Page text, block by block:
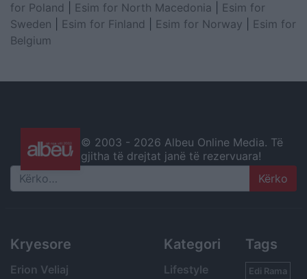
for Poland
Esim for North Macedonia
Esim for
Sweden
Esim for Finland Esim for Norway
Esim for
Belgium
© 2003 - 2026 Albeu Online Media. Të
gjitha të drejtat janë të rezervuara!
Search
Kryesore
Erion Veliaj
Kategori
Lifestyle
Tags
Edi Rama